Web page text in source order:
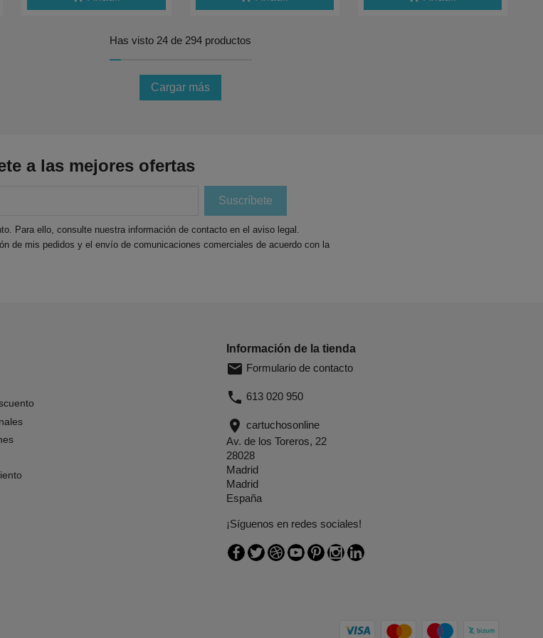
Has visto 24 de 294 productos
Cargar más
a las mejores ofertas
Para ello, consulte nuestra información de contacto en el aviso legal.
de mis pedidos y el envío de comunicaciones comerciales de acuerdo con la
Información de la tienda
email Formulario de contacto
phone 613 020 950
location_on cartuchosonline
Av. de los Toreros, 22
28028
Madrid
Madrid
España
¡Síguenos en redes sociales!
Facebook
TwitterRss YouTubePinterestInstagram
LinkedIn